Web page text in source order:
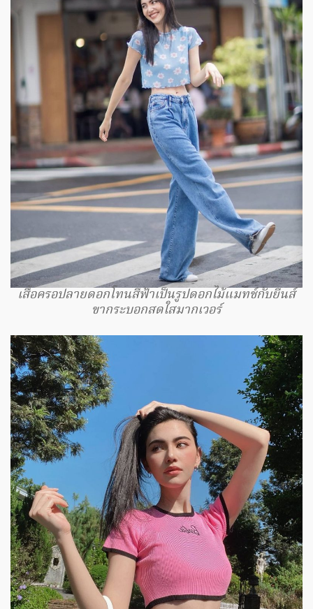
เสื้อครอปลายดอกโทนสีฟ้าเป็นรูปดอกไม้แมทช์กับยีนส์
ขากระบอกสดใสมากเวอร์